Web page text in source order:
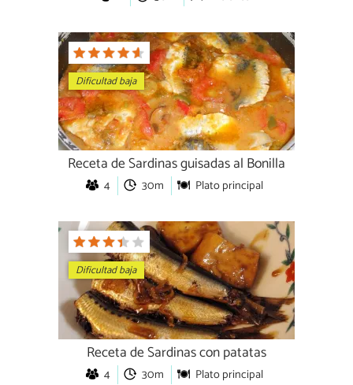
Dificultad baja
Receta de Sardinas guisadas al Bonilla
4 30m Plato principal
Dificultad baja
Receta de Sardinas con patatas
4 30m Plato principal